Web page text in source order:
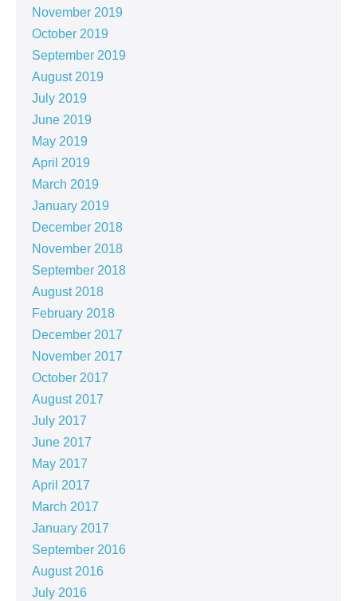
November 2019
October 2019
September 2019
August 2019
July 2019
June 2019
May 2019
April 2019
March 2019
January 2019
December 2018
November 2018
September 2018
August 2018
February 2018
December 2017
November 2017
October 2017
August 2017
July 2017
June 2017
May 2017
April 2017
March 2017
January 2017
September 2016
August 2016
July 2016